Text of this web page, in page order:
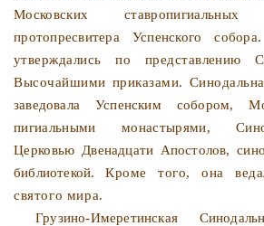
Московских ставропигиальных
протопресвитера Успенского
утверждались по представлению
Высочайшими приказами.
заведовала Успенским собором,
пигиальными монастырями,
Церковью Двенадцати Апостолов,
библиотекой.Кроме того, она
святого мира.
Грузино-Имеретинская